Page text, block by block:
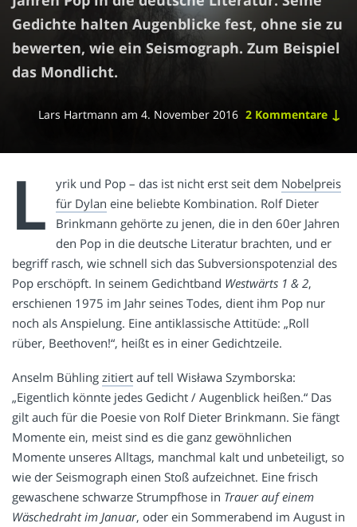
Gedichte halten Augenblicke fest, ohne sie zu
bewerten, wie ein Seismograph. Zum Beispiel
das Mondlicht.
Lars Hartmann am 4. November 2016 2 Kommentare ↓
L yrik und Pop – das ist nicht erst seit dem Nobelpreis
für Dylan eine beliebte Kombination. Rolf Dieter
Brinkmann gehörte zu jenen, die in den 60er Jahren
den Pop in die deutsche Literatur brachten, und er
begriff rasch, wie schnell sich das Subversionspotenzial des
Pop erschöpft. In seinem Gedichtband Westwärts 1 & 2,
erschienen 1975 im Jahr seines Todes, dient ihm Pop nur
noch als Anspielung. Eine antiklassische Attitüde: „Roll
rüber, Beethoven!“, heißt es in einer Gedichtzeile.
Anselm Bühling zitiert auf tell Wisława Szymborska:
„Eigentlich könnte jedes Gedicht / Augenblick heißen.“ Das
gilt auch für die Poesie von Rolf Dieter Brinkmann. Sie fängt
Momente ein, meist sind es die ganz gewöhnlichen
Momente unseres Alltags, manchmal kalt und unbeteiligt, so
wie der Seismograph einen Stoß aufzeichnet. Eine frisch
gewaschene schwarze Strumpfhose in Trauer auf einem
Wäschedraht im Januar, oder ein Sommerabend im August in